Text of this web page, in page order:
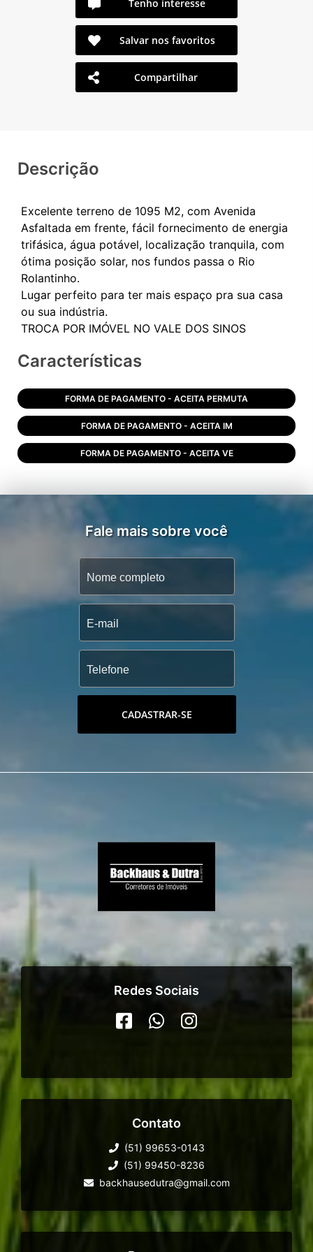
Tenho interesse
Salvar nos favoritos
Compartilhar
Descrição
Excelente terreno de 1095 M2, com Avenida
Asfaltada em frente, fácil fornecimento de energia
trifásica, água potável, localização tranquila, com
ótima posição solar, nos fundos passa o Rio
Rolantinho.
Lugar perfeito para ter mais espaço pra sua casa
ou sua indústria.
Características
FORMA DE PAGAMENTO - ACEITA PERMUTA
FORMA DE PAGAMENTO - ACEITA IM
FORMA DE PAGAMENTO - ACEITA VE
Fale mais sobre você
CADASTRAR-SE
Redes Sociais
Contato
(51) 99653-0143
(51) 99450-8236
backhausedutra@gmail.com